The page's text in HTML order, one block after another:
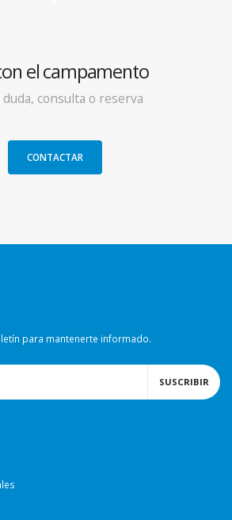
el campamento
consulta o reserva
CONTACTAR
para mantenerte informado.
SUSCRIBIR